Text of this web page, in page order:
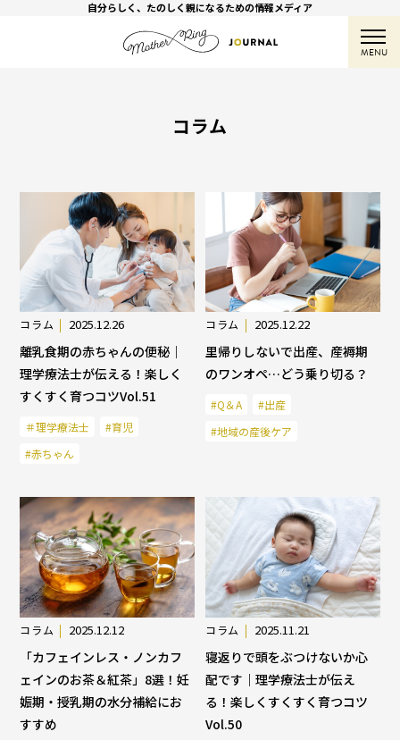
自分らしく、たのしく親になるための情報メディア
MENU
コラム
コラム 2025.12.26
離乳食期の赤ちゃんの便秘｜
理学療法士が伝える！楽しく
すくすく育つコツVol.51
＃理学療法士
#育児
#赤ちゃん
コラム 2025.12.22
里帰りしないで出産、産褥期
のワンオペ…どう乗り切る？
#Q＆A
#出産
#地域の産後ケア
コラム 2025.12.12
「カフェインレス・ノンカフ
ェインのお茶＆紅茶」8選！妊
娠期・授乳期の水分補給にお
すすめ
コラム 2025.11.21
寝返りで頭をぶつけないか心
配です｜理学療法士が伝え
る！楽しくすくすく育つコツ
Vol.50